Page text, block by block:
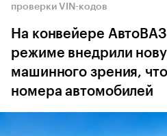
проверки VIN-кодов
На конвейере
режиме внедрили
машинного зрения,
номера автомобилей